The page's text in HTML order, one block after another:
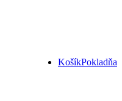
KošíkPokladňa